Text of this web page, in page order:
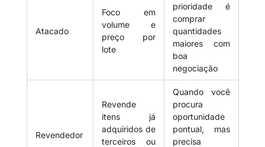
Atacado
Foco em
volume e
preço por
lote
prioridade é
comprar
quantidades
maiores com
boa
negociação
Revendedor
Revende
itens já
adquiridos de
terceiros ou
Quando você
procura
oportunidade
pontual, mas
precisa